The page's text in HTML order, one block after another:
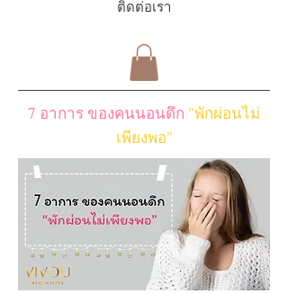
ติดต่อเรา
7 อาการ ของคนนอนดึก "พักผ่อนไม่
เพียงพอ"